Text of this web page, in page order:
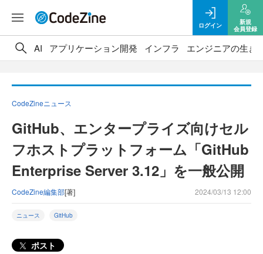
ログイン
新規
会員登録
AI アプリケーション開発 インフラ エンジニアの生き
CodeZineニュース
GitHub、エンタープライズ向けセル
フホストプラットフォーム「GitHub
Enterprise Server 3.12」を一般公開
CodeZine編集部[著] 2024/03/13 12:00
ニュース GitHub
ポスト